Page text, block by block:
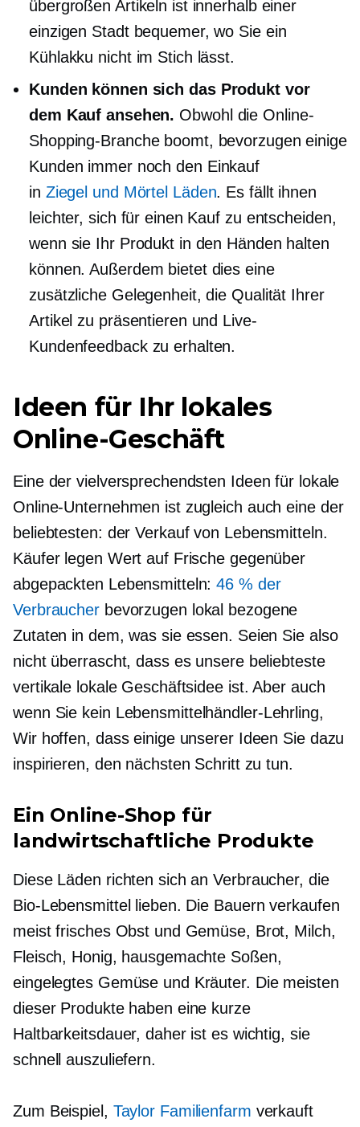
übergroßen Artikeln ist innerhalb einer
einzigen Stadt bequemer, wo Sie ein
Kühlakku nicht im Stich lässt.
Kunden können sich das Produkt vor
dem Kauf ansehen. Obwohl die Online-
Shopping-Branche boomt, bevorzugen einige
Kunden immer noch den Einkauf
in Ziegel und Mörtel Läden. Es fällt ihnen
leichter, sich für einen Kauf zu entscheiden,
wenn sie Ihr Produkt in den Händen halten
können. Außerdem bietet dies eine
zusätzliche Gelegenheit, die Qualität Ihrer
Artikel zu präsentieren und Live-
Kundenfeedback zu erhalten.
Ideen für Ihr lokales
Online-Geschäft
Eine der vielversprechendsten Ideen für lokale
Online-Unternehmen ist zugleich auch eine der
beliebtesten: der Verkauf von Lebensmitteln.
Käufer legen Wert auf Frische gegenüber
abgepackten Lebensmitteln:46 % der
Verbraucherbevorzugen lokal bezogene
Zutaten in dem, was sie essen. Seien Sie also
nicht überrascht, dass es unsere beliebteste
vertikale lokale Geschäftsidee ist. Aber auch
wenn Sie kein Lebensmittelhändler-Lehrling,
Wir hoffen, dass einige unserer Ideen Sie dazu
inspirieren, den nächsten Schritt zu tun.
Ein Online-Shop für
landwirtschaftliche Produkte
Diese Läden richten sich an Verbraucher, die
Bio-Lebensmittel lieben. Die Bauern verkaufen
meist frisches Obst und Gemüse, Brot, Milch,
Fleisch, Honig, hausgemachte Soßen,
eingelegtes Gemüse und Kräuter. Die meisten
dieser Produkte haben eine kurze
Haltbarkeitsdauer, daher ist es wichtig, sie
schnell auszuliefern.
Zum Beispiel, Taylor Familienfarm verkauft